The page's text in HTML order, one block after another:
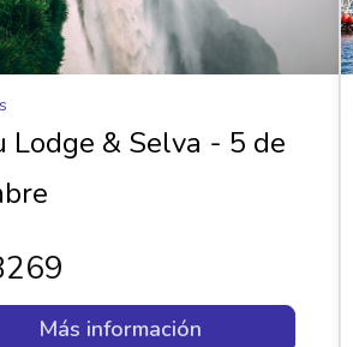
Lodge & Selva - 5 de
Más información